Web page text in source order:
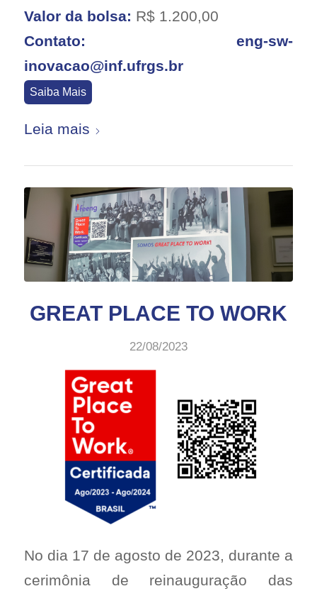
Valor da bolsa: R$ 1.200,00
Contato: eng-sw-
inovacao@inf.ufrgs.br
Saiba Mais
Leia mais
GREAT PLACE TO WORK
22/08/2023
No dia 17 de agosto de 2023, durante a
cerimônia de reinauguração das